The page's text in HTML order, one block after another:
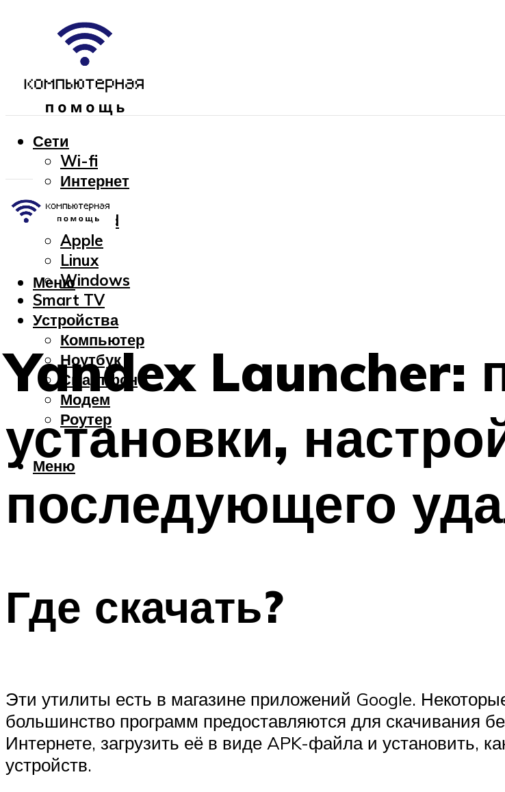
Сети
Wi-fi
Интернет
OC
Android
Apple
Linux
Windows
Smart TV
Устройства
Компьютер
Ноутбук
Смартфон
Модем
Роутер
Меню
Меню
Yandex Launcher:
установки,
последующего
Где скачать?
Эти утилиты есть в магазине приложений Google.
большинство программ предоставляются для скачивания
Интернете, загрузить её в виде APK-файла и установить,
устройств.